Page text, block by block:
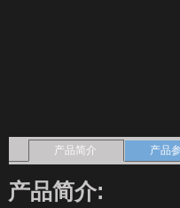
产品简介 产品
产品简介: